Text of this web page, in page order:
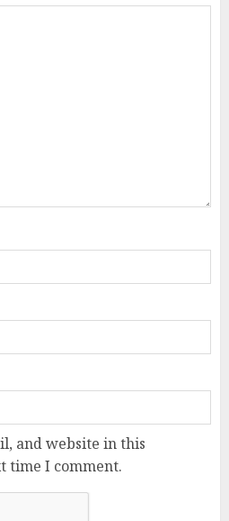
and website in this
time I comment.